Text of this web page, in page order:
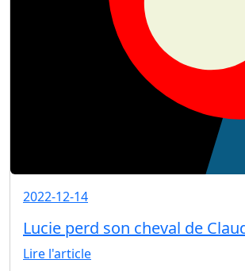
2022-12-14
Lucie perd son cheval de
Lire l'article